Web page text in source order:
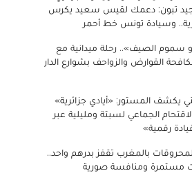
تبون: دعمك لقيس سعيد يكرس
وسيادة تونس خط أحمر
سموم الصيف».. رحلة ميدانية مع
القوارض والزواحف بشوارع الدار
يكشف المستور: «أيادي جزائرية»
الجماعي لسبتة ومليلية عبر
رقمية»
بالمغرب تقفز بدرهم واحد..
مستمرة ومنافسة صورية